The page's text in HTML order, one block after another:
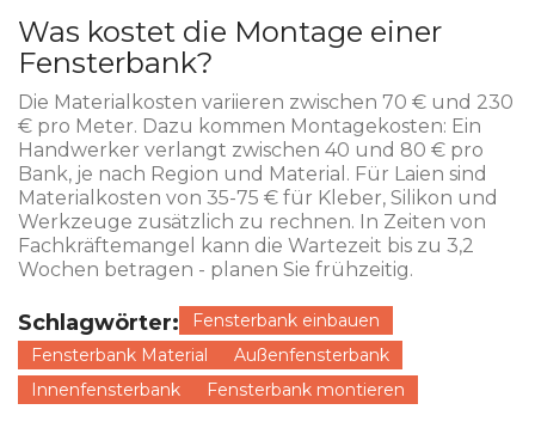
Was kostet die Montage einer
Fensterbank?
Die Materialkosten variieren zwischen 70 € und 230
€ pro Meter. Dazu kommen Montagekosten: Ein
Handwerker verlangt zwischen 40 und 80 € pro
Bank, je nach Region und Material. Für Laien sind
Materialkosten von 35-75 € für Kleber, Silikon und
Werkzeuge zusätzlich zu rechnen. In Zeiten von
Fachkräftemangel kann die Wartezeit bis zu 3,2
Wochen betragen - planen Sie frühzeitig.
Schlagwörter:
Fensterbank einbauen
Fensterbank Material
Außenfensterbank
Innenfensterbank
Fensterbank montieren